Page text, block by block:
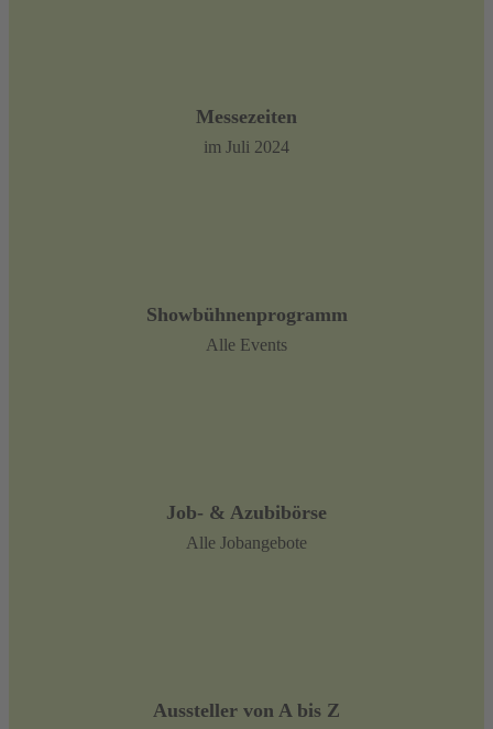
Messezeiten
im Juli 2024
Showbühnenprogramm
Alle Events
Job- & Azubibörse
Alle Jobangebote
Aussteller von A bis Z